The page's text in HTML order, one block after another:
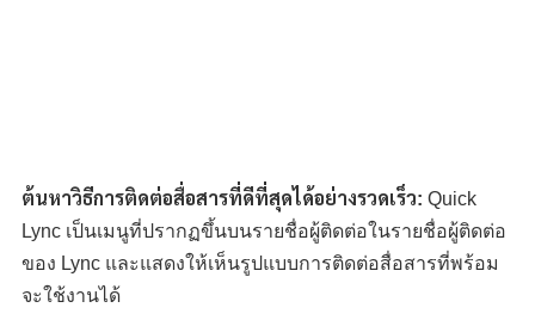
ต้นหาวิธีการติดต่อสื่อสารที่ดีที่สุดได้อย่างรวดเร็ว: Quick
Lync เป็นเมนูที่ปรากฏขึ้นบนรายชื่อผู้ติดต่อในรายชื่อผู้ติดต่อ
ของ Lync และแสดงให้เห็นรูปแบบการติดต่อสื่อสารที่พร้อม
จะใช้งานได้